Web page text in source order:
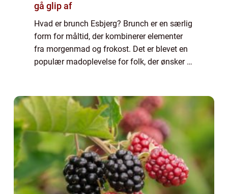
gå glip af
Hvad er brunch Esbjerg? Brunch er en særlig
form for måltid, der kombinerer elementer
fra morgenmad og frokost. Det er blevet en
populær madoplevelse for folk, der ønsker at